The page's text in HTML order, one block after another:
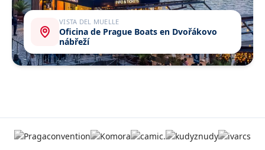
VISTA DEL MUELLE
Oficina de Prague Boats en Dvořákovo
nábřeží